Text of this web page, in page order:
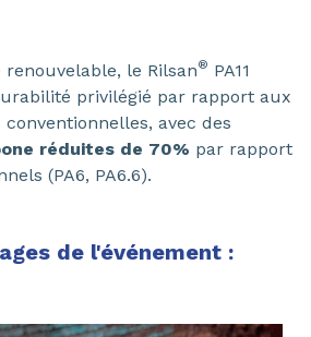
renouvelable, le Rilsan® PA11
privilégié par rapport aux
avec des
réduites de 70% par rapport
(PA6, PA6.6).
de l'événement :